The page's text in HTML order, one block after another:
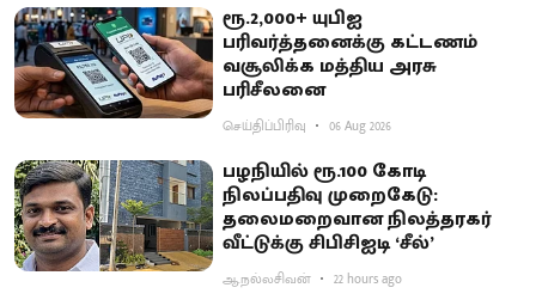
ரூ.2,000+ யுபிஐ
பரிவர்த்தனைக்கு கட்டணம்
வசூலிக்க மத்திய அரசு
பரிசீலனை
செய்திப்பிரிவு 06 Aug 2026
பழநியில் ரூ.100 கோடி
நிலப்பதிவு முறைகேடு:
தலைமறைவான நிலத்தரகர்
வீட்டுக்கு சிபிசிஐடி ‘சீல்’
ஆ.நல்லசிவன் 22 hours ago